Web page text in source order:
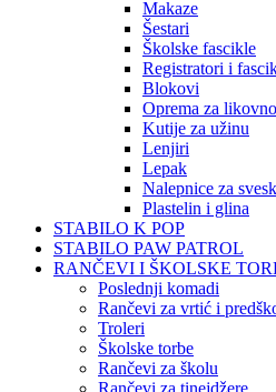
Makaze
Šestari
Školske fascikle
Registratori i
Blokovi
Oprema za likovno
Kutije za užinu
Lenjiri
Lepak
Nalepnice za
Plastelin i glina
STABILO K POP
STABILO PAW PATROL
RANČEVI I ŠKOLSKE
Poslednji komadi
Rančevi za vrtić i
Troleri
Školske torbe
Rančevi za školu
Rančevi za tinejdžere